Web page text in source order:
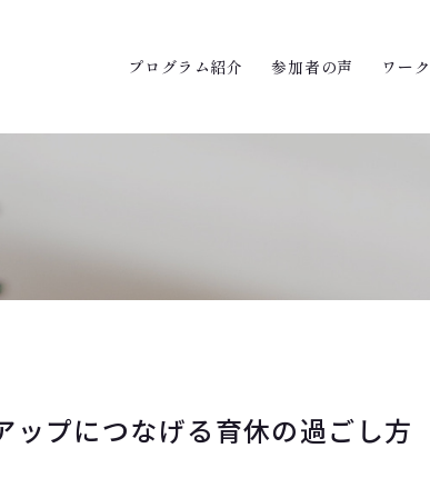
プログラム紹介 参加者の声 ワー
ップにつなげる育休の過ごし方